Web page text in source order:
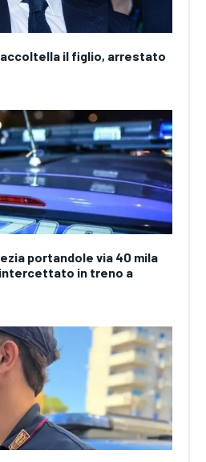
il figlio, arrestato
portandole via 40 mila
in treno a